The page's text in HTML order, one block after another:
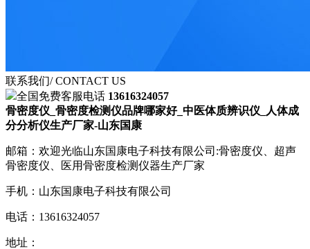
联系我们/ CONTACT US
全国免费客服电话 13616324057
骨密度仪_骨密度检测仪品牌哪家好_中医体质辨识仪_人体成
分分析仪生产厂家-山东国康
邮箱：欢迎光临山东国康电子科技有限公司:骨密度仪、超声
骨密度仪、医用骨密度检测仪器生产厂家
手机：山东国康电子科技有限公司
电话：13616324057
地址：